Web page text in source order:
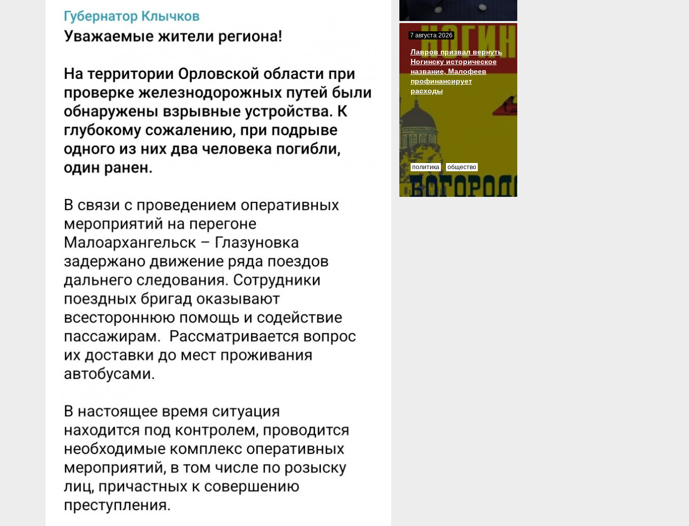
7 августа 2026
Лавров призвал вернуть
Ногинску историческое
название, Малофеев
профинансирует
расходы
политика общество